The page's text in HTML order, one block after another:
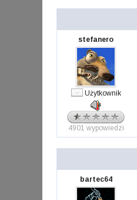
stefanero
Użytkownik
4901 wypowiedzi
bartec64